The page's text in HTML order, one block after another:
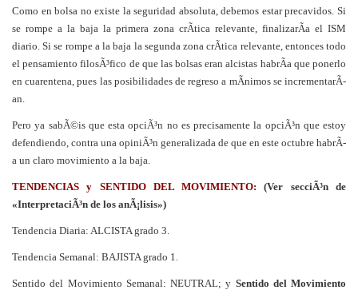
Como en bolsa no existe la seguridad absoluta, debemos estar precavidos. Si
se rompe a la baja la primera zona crÃ­tica relevante, finalizarÃ­a el ISM
diario. Si se rompe a la baja la segunda zona crÃ­tica relevante, entonces todo
el pensamiento filosÃ³fico de que las bolsas eran alcistas habrÃ­a que ponerlo
en cuarentena, pues las posibilidades de regreso a mÃ­nimos se incrementarÃ­
an.
Pero ya sabÃ©is que esta opciÃ³n no es precisamente la opciÃ³n que estoy
defendiendo, contra una opiniÃ³n generalizada de que en este octubre habrÃ­
a un claro movimiento a la baja.
TENDENCIAS y SENTIDO DEL MOVIMIENTO:(Ver secciÃ³n de
«InterpretaciÃ³n de los anÃ¡lisis»)
Tendencia Diaria: ALCISTA grado 3.
Tendencia Semanal: BAJISTA grado 1.
Sentido del Movimiento Semanal: NEUTRAL; y Sentido del Movimiento